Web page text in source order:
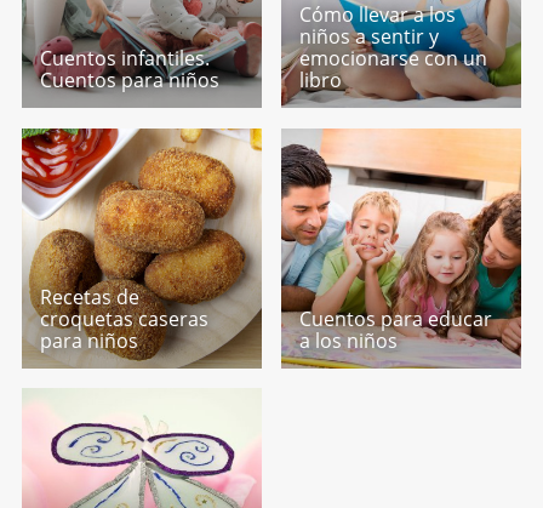
Cuentos infantiles.
Cuentos para niños
Cómo llevar a los
niños a sentir y
emocionarse con un
libro
Recetas de
croquetas caseras
para niños
Cuentos para educar
a los niños